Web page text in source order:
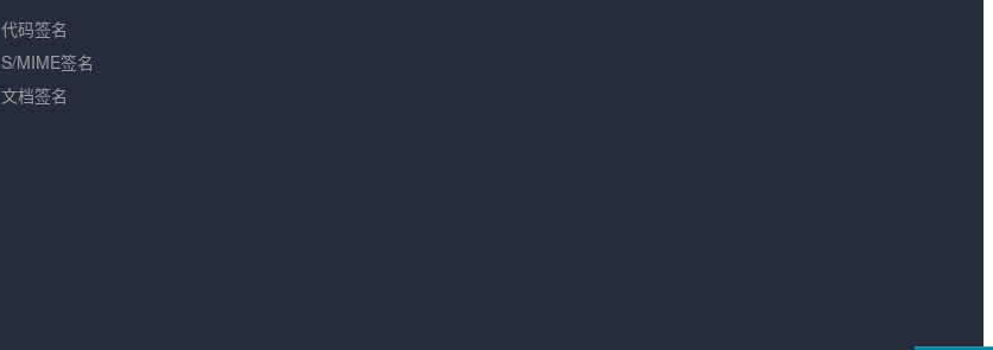
代码签名
S/MIME签名
文档签名